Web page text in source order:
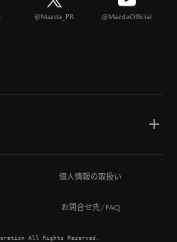
@Mazda_PR @MazdaOfficial
個人情報の取扱い
お問合せ先/FAQ
All Rights Reserved.